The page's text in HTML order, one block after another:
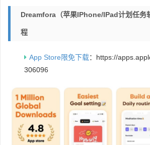
Dreamfora（苹果iPhone/iPad计划任务
程
App Store限免下载：https://
306096